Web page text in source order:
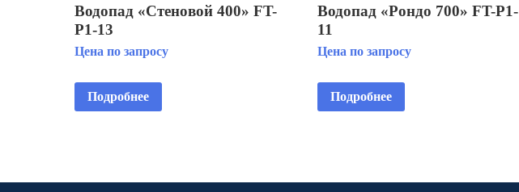
Водопад «Стеновой 400» FT-
Р1-13
Цена по запросу
Подробнее
Водопад «Рондо 700» FT-Р1-
11
Цена по запросу
Подробнее